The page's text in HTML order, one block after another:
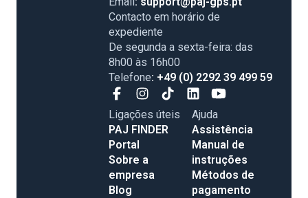
Contacto em horário de
expediente
De segunda a sexta-feira: das
8h00 às 16h00
Telefone: +49 (0) 2292 39 499 59
Ligações úteis
PAJ FINDER
Portal
Sobre a
empresa
Blog
Ajuda
Assistência
Manual de
instruções
Métodos de
pagamento